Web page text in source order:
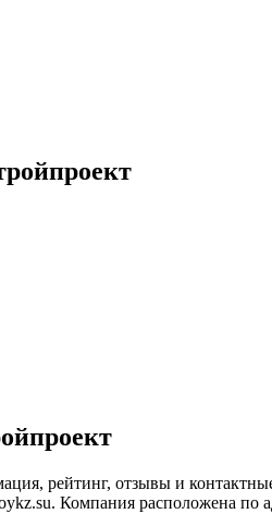
рейтинг, отзывы и
Компания расположена по